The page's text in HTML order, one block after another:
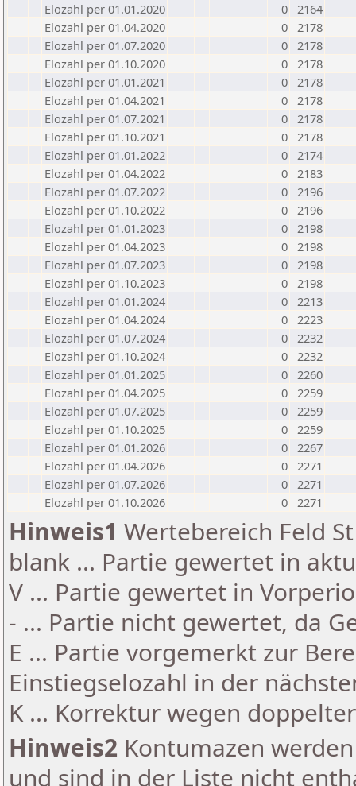
Elozahl per 01.01.2020
0 2164
Elozahl per 01.04.2020
0 2178
Elozahl per 01.07.2020
0 2178
Elozahl per 01.10.2020
0 2178
Elozahl per 01.01.2021
0 2178
Elozahl per 01.04.2021
0 2178
Elozahl per 01.07.2021
0 2178
Elozahl per 01.10.2021
0 2178
Elozahl per 01.01.2022
0 2174
Elozahl per 01.04.2022
0 2183
Elozahl per 01.07.2022
0 2196
Elozahl per 01.10.2022
0 2196
Elozahl per 01.01.2023
0 2198
Elozahl per 01.04.2023
0 2198
Elozahl per 01.07.2023
0 2198
Elozahl per 01.10.2023
0 2198
Elozahl per 01.01.2024
0 2213
Elozahl per 01.04.2024
0 2223
Elozahl per 01.07.2024
0 2232
Elozahl per 01.10.2024
0 2232
Elozahl per 01.01.2025
0 2260
Elozahl per 01.04.2025
0 2259
Elozahl per 01.07.2025
0 2259
Elozahl per 01.10.2025
0 2259
Elozahl per 01.01.2026
0 2267
Elozahl per 01.04.2026
0 2271
Elozahl per 01.07.2026
0 2271
Elozahl per 01.10.2026
0 2271
Hinweis1 Wertebereich Feld
blank ... Partie gewertet in
V ... Partie gewertet in
- ... Partie nicht gewertet, da
E ... Partie vorgemerkt zur
Einstiegselozahl in der
K ... Korrektur wegen
Hinweis2 Kontumazen
und sind in der Liste nicht